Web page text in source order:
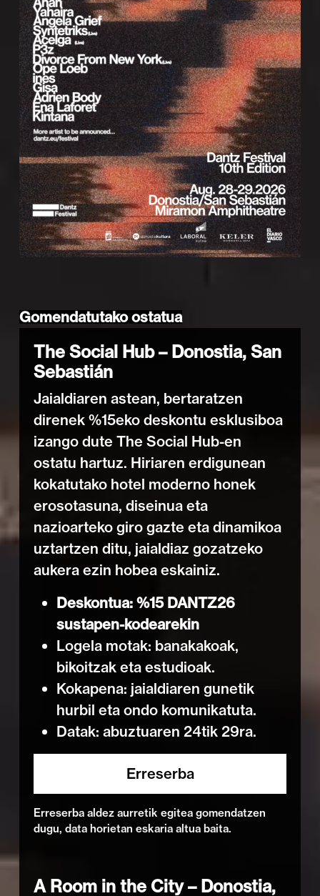
Gomendatutako ostatua
The Social Hub – Donostia, San
Sebastián
Jaialdiaren astean, bertaratzen
direnek %15eko deskontu esklusiboa
izango dute The Social Hub-en
ostatu hartuz. Hiriaren erdigunean
kokatutako hotel moderno honek
erosotasuna, diseinua eta
nazioarteko giro gazte eta dinamikoa
uztartzen ditu, jaialdiaz gozatzeko
aukera ezin hobea eskainiz.
Deskontua: %15 DANTZ26
sustapen-kodearekin
Logela motak: banakakoak,
bikoitzak eta estudioak.
Kokapena: jaialdiaren gunetik
hurbil eta ondo komunikatuta.
Datak: abuztuaren 24tik 29ra.
Erreserba
Erreserba aldez aurretik egitea gomendatzen
dugu, data horietan eskaria altua baita.
A Room in the City – Donostia,